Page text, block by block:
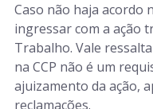
Caso não haja acordo
ingressar com a ação
Trabalho. Vale
na CCP não é um
ajuizamento da ação,
reclamações.